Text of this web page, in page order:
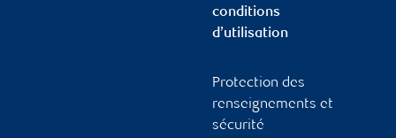
conditions
d’utilisation
Protection des
renseignements et
sécurité